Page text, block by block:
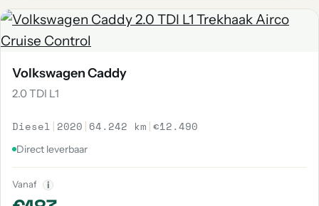
Volkswagen Caddy
2.0 TDI L1
Diesel | 2020 | 64.242 km |€12.490
Direct leverbaar
Vanaf i